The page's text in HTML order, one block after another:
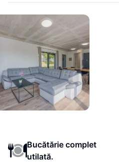
Bucătărie complet
utilată.